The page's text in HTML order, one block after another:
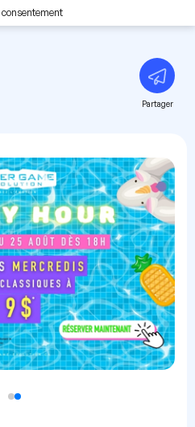
consentement
Partager